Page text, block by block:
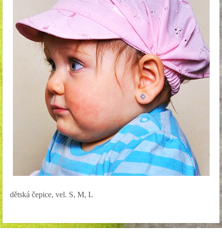
dětská čepice, vel. S, M, L